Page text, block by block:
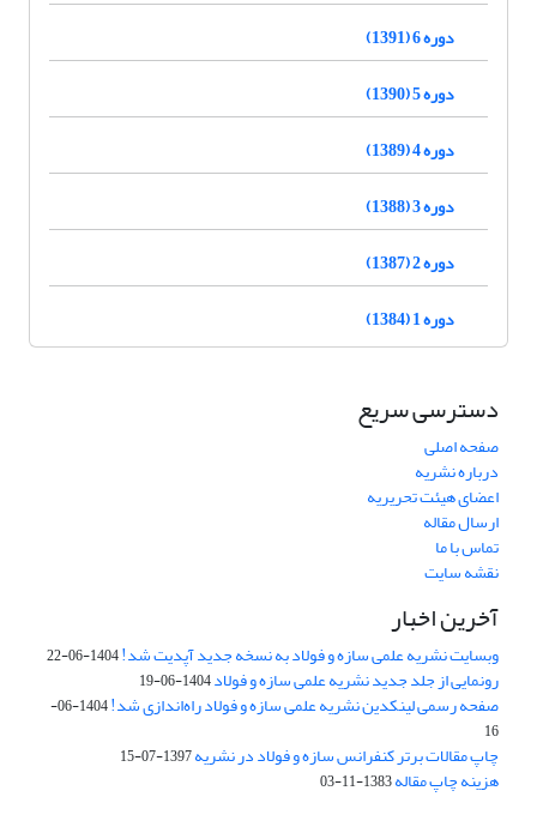
دوره 6 (1391)
دوره 5 (1390)
دوره 4 (1389)
دوره 3 (1388)
دوره 2 (1387)
دوره 1 (1384)
دسترسی سریع
صفحه اصلی
درباره نشریه
اعضای هیئت تحریریه
ارسال مقاله
تماس با ما
نقشه سایت
آخرین اخبار
وبسایت نشریه علمی سازه و فولاد به نسخه جدید آپدیت شد!1404-06-22
رونمایی از جلد جدید نشریه علمی سازه و فولاد1404-06-19
صفحه رسمی لینکدین نشریه علمی سازه و فولاد راه‌اندازی شد!
1404-06-
16
چاپ مقالات برتر کنفرانس سازه و فولاد در نشریه1397-07-15
هزینه چاپ مقاله1383-11-03